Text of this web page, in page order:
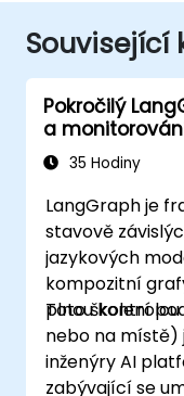
Související
Pokročilý
a
35 Hodiny
LangGraph je
stavově
jazykových
kompozitní
plnou
Toto školení
nebo na místě)
inženýry AI
zabývající se